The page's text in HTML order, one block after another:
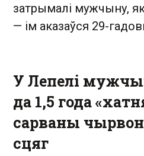
затрымалі мужчыну,
— ім аказаўся 29-
У Лепелі
да 1,5 года
сарваны
сцяг